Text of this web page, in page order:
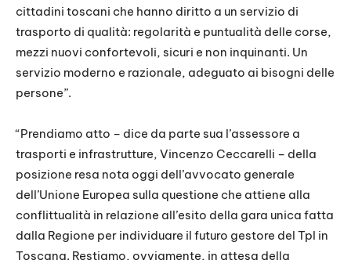
cittadini toscani che hanno diritto a un servizio di
trasporto di qualità: regolarità e puntualità delle corse,
mezzi nuovi confortevoli, sicuri e non inquinanti. Un
servizio moderno e razionale, adeguato ai bisogni delle
persone”.
“Prendiamo atto – dice da parte sua l’assessore a
trasporti e infrastrutture, Vincenzo Ceccarelli – della
posizione resa nota oggi dell’avvocato generale
dell’Unione Europea sulla questione che attiene alla
conflittualità in relazione all’esito della gara unica fatta
dalla Regione per individuare il futuro gestore del Tpl in
Toscana. Restiamo, ovviamente, in attesa della